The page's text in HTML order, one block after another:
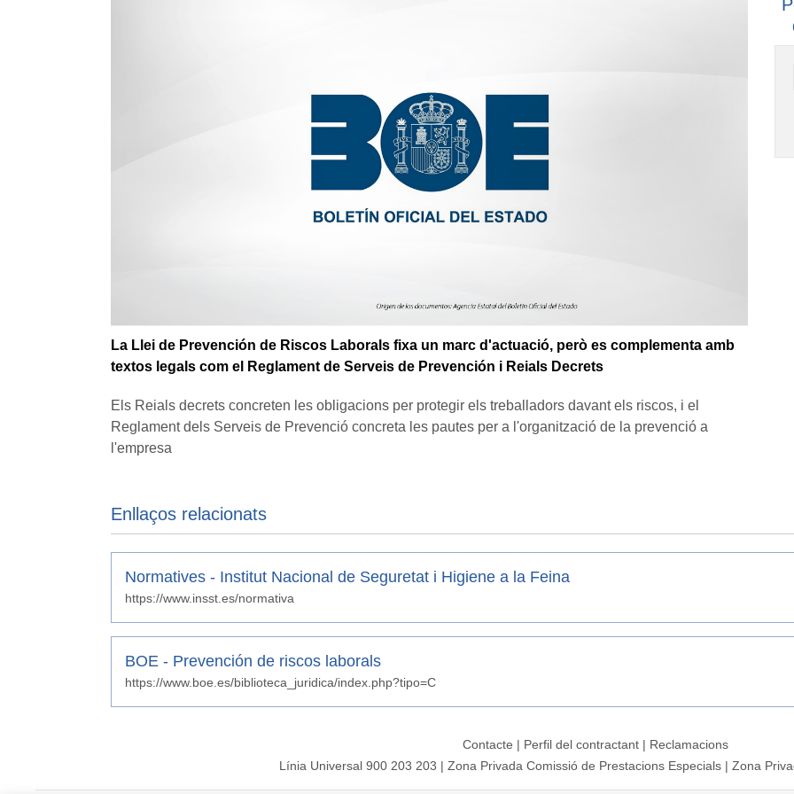
La Llei de Prevención de Riscos Laborals fixa un marc d'actuació, però es complementa amb
textos legals com el Reglament de Serveis de Prevención i Reials Decrets
Els Reials decrets concreten les obligacions per protegir els treballadors davant els riscos, i el
Reglament dels Serveis de Prevenció concreta les pautes per a l'organització de la prevenció a
l'empresa
Enllaços relacionats
Normatives - Institut Nacional de Seguretat i Higiene a la Feina
https://www.insst.es/normativa
BOE - Prevención de riscos laborals
https://www.boe.es/biblioteca_juridica/index.php?tipo=C
Contacte | Perfil del contractant | Reclamacions
Línia Universal 900 203 203 | Zona Privada Comissió de Prestacions Especials | Zona